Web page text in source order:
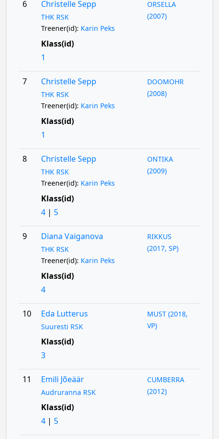
6 Christelle Sepp
THK RSK
ORSELLA
(2007)
Treener(id): Karin Peks
Klass(id)
1
7 Christelle Sepp
THK RSK
DOOMOHR
(2008)
Treener(id): Karin Peks
Klass(id)
1
8 Christelle Sepp
THK RSK
ONTIKA
(2009)
Treener(id): Karin Peks
Klass(id)
4| 5
9 Diana Vaiganova
THK RSK
RIKKUS
(2017, SP)
Treener(id): Karin Peks
Klass(id)
4
10 Eda Lutterus
Suuresti RSK
MUST (2018,
VP)
Klass(id)
3
11 Emili Jõeäär
Audruranna RSK
CUMBERRA
(2012)
Klass(id)
4| 5